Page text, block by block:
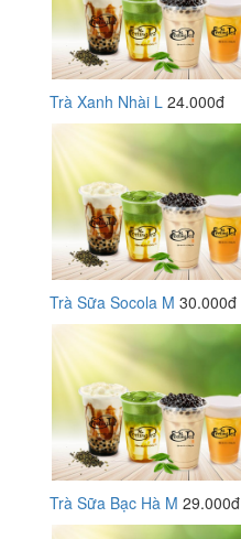
Trà Xanh Nhài L 24.000đ
Trà Sữa Socola M 30.000đ
Trà Sữa Bạc Hà M 29.000đ